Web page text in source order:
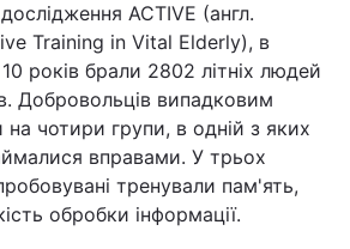
ACTIVE (англ.
Training in Vital Elderly), в
років брали 2802 літніх людей
Добровольців випадковим
чотири групи, в одній з яких
вправами. У трьох
тренували пам'ять,
обробки інформації.